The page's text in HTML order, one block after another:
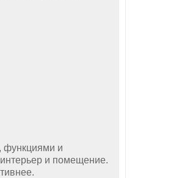
и
и помещение.